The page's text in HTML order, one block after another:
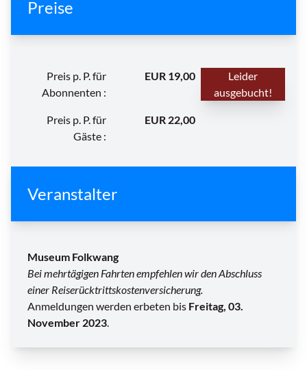
Preise
Preis p. P. für
Abonnenten :
EUR 19,00
Leider
ausgebucht!
Preis p. P. für
Gäste :
EUR 22,00
Veranstalter
Museum Folkwang
Bei mehrtägigen Fahrten empfehlen wir den Abschluss
einer Reiserücktrittskostenversicherung.
Anmeldungen werden erbeten bis Freitag, 03.
November 2023.